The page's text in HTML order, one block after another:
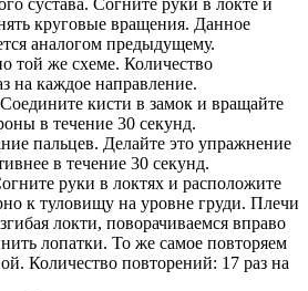
круговые вращения. Данное
аналогом предыдущему.
той же схеме. Количество
на каждое направление.
кисти в замок и вращайте
в течение 30 секунд.
пальцев. Делайте это упражнение
в течение 30 секунд.
руки в локтях и расположите
к туловищу на уровне груди. Плечи
локти, поворачиваемся вправо
лопатки. То же самое повторяем
Количество повторений: 17 раз на